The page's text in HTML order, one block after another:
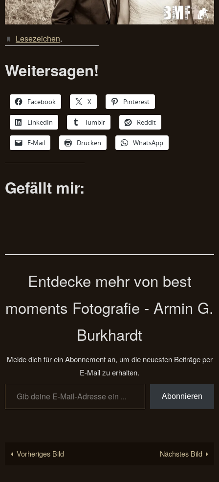
Lesezeichen.
Weitersagen!
Facebook X Pinterest
LinkedIn Tumblr Reddit
E-Mail Drucken WhatsApp
Gefällt mir:
Entdecke mehr von best
moments Fotografie - Armin G.
Burkhardt
Melde dich für ein Abonnement an, um die neuesten Beiträge per
E-Mail zu erhalten.
Gib deine E-Mail-Adresse ein ...
Abonnieren
Vorheriges Bild Nächstes Bild